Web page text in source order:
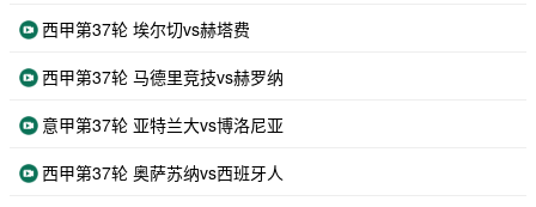
西甲第37轮 埃尔切vs赫塔费
西甲第37轮 马德里竞技vs赫罗纳
意甲第37轮 亚特兰大vs博洛尼亚
西甲第37轮 奥萨苏纳vs西班牙人